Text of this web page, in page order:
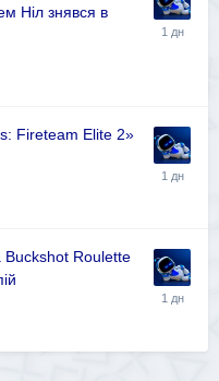
Ніл знявся в
Fireteam Elite 2»
Buckshot Roulette